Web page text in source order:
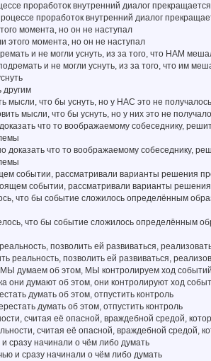
проработок внутренний диалог
проработок внутренний диалог
момента, но он не наступал
этого момента, но он не наступал
и не могли уснуть, из за того, что НАМ
и не могли уснуть, из за того, что им
другим
мысли, что бы уснуть, но у НАС это не получалось
мысли, что бы уснуть, но у них это не
что то воображаемому собеседнику,
доказать что то воображаемому собеседнику,
событии, рассматривали варианты решения
событии, рассматривали варианты
что бы событие сложилось определённым
что бы событие сложилось определённым
позволить ей развиваться,
реальность, позволить ей развиваться,
МЫ думаем об этом, МЫ контролируем ход событий
они думают об этом, они контролируют ход
думать об этом, отпустить контроль
думать об этом, отпустить контроль
считая её опасной, враждебной средой,
считая её опасной, враждебной средой,
сразу начинали о чём либо думать
и сразу начинали о чём либо думать